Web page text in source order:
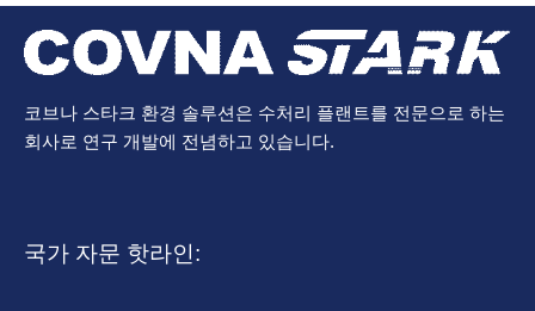
코브나 스타크 환경 솔루션은 수처리 플랜트를 전문으로 하는
회사로 연구 개발에 전념하고 있습니다.
국가 자문 핫라인: